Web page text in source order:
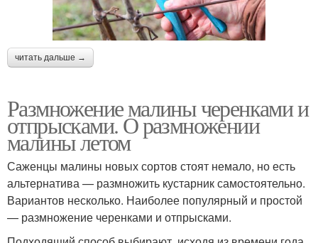
читать дальше →
Размножение малины черенками и
отпрысками. О размножении
малины летом
Саженцы малины новых сортов стоят немало, но есть
альтернатива — размножить кустарник самостоятельно.
Вариантов несколько. Наиболее популярный и простой
— размножение черенками и отпрысками.